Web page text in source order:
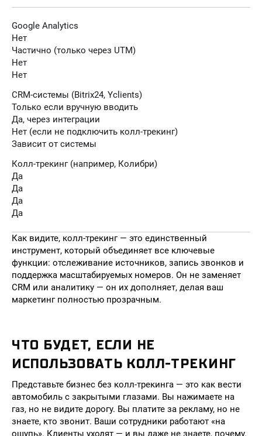
Google Analytics
Нет
Частично (только через UTM)
Нет
Нет
CRM-системы (Bitrix24, Yclients)
Только если вручную вводить
Да, через интеграции
Нет (если не подключить колл-трекинг)
Зависит от системы
Колл-трекинг (например, Колибри)
Да
Да
Да
Да
Как видите, колл-трекинг — это единственный
инструмент, который объединяет все ключевые
функции: отслеживание источников, запись звонков и
поддержка масштабируемых номеров. Он не заменяет
CRM или аналитику — он их дополняет, делая ваш
маркетинг полностью прозрачным.
ЧТО БУДЕТ, ЕСЛИ НЕ
ИСПОЛЬЗОВАТЬ КОЛЛ-ТРЕКИНГ
Представьте бизнес без колл-трекинга — это как вести
автомобиль с закрытыми глазами. Вы нажимаете на
газ, но не видите дорогу. Вы платите за рекламу, но не
знаете, кто звонит. Ваши сотрудники работают «на
ощупь». Клиенты уходят — и вы даже не знаете, почему.